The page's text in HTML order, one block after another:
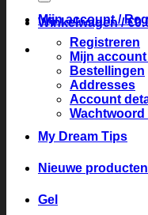
Winkelwagen /€
Mijn account /
Registreren
Mijn
Bestellingen
Addresses
Account
Wachtwoord
My Dream Tips
Nieuwe producten
Gel